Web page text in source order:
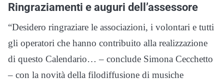
Ringraziamenti e auguri dell’assessore
“Desidero ringraziare le associazioni, i volontari e tutti
gli operatori che hanno contribuito alla realizzazione
di questo Calendario… – conclude Simona Cecchetto
– con la novità della filodiffusione di musiche